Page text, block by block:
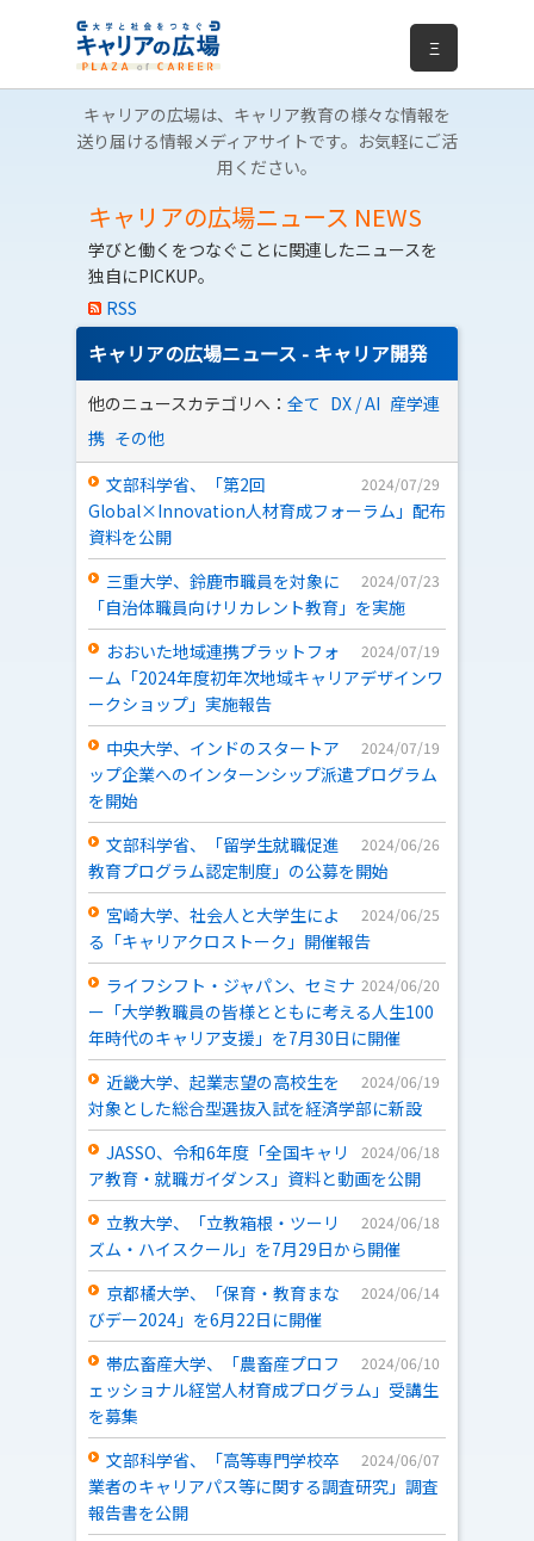
Ξ
キャリアの広場は、キャリア教育の様々な情報を
送り届ける情報メディアサイトです。お気軽にご活
用ください。
キャリアの広場ニュース NEWS
学びと働くをつなぐことに関連したニュースを
独自にPICKUP。
RSS
キャリアの広場ニュース - キャリア開発
他のニュースカテゴリへ： 全て DX / AI 産学連
携 その他
2024/07/29
文部科学省、「第2回
Global×Innovation人材育成フォーラム」配布
資料を公開
2024/07/23
三重大学、鈴鹿市職員を対象に
「自治体職員向けリカレント教育」を実施
2024/07/19
おおいた地域連携プラットフォ
ーム「2024年度初年次地域キャリアデザインワ
ークショップ」実施報告
2024/07/19
中央大学、インドのスタートア
ップ企業へのインターンシップ派遣プログラム
を開始
2024/06/26
文部科学省、「留学生就職促進
教育プログラム認定制度」の公募を開始
2024/06/25
宮崎大学、社会人と大学生によ
る「キャリアクロストーク」開催報告
2024/06/20
ライフシフト・ジャパン、セミナ
ー「大学教職員の皆様とともに考える人生100
年時代のキャリア支援」を7月30日に開催
2024/06/19
近畿大学、起業志望の高校生を
対象とした総合型選抜入試を経済学部に新設
2024/06/18
JASSO、令和6年度「全国キャリ
ア教育・就職ガイダンス」資料と動画を公開
2024/06/18
立教大学、「立教箱根・ツーリ
ズム・ハイスクール」を7月29日から開催
2024/06/14
京都橘大学、「保育・教育まな
びデー2024」を6月22日に開催
2024/06/10
帯広畜産大学、「農畜産プロフ
ェッショナル経営人材育成プログラム」受講生
を募集
2024/06/07
文部科学省、「高等専門学校卒
業者のキャリアパス等に関する調査研究」調査
報告書を公開